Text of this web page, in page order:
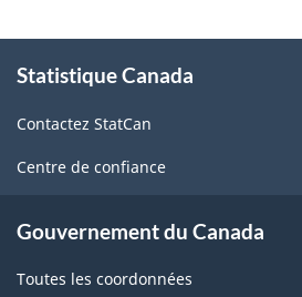
propos
ce
site
Statistique Canada
Contactez StatCan
Centre de confiance
Gouvernement du Canada
Toutes les coordonnées